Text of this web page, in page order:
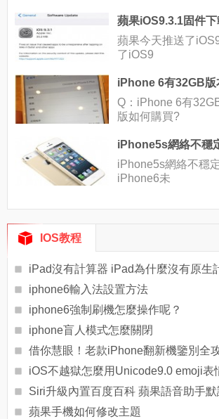
蘋果iOS9.3.1固件
蘋果今天推送了
了iOS9
Q：iPhone 6有
版如何購買?
iPhone5s網絡不穩
iPhone5s網絡不穩
iPhone6未
IOS教程
iPad沒有計算器 iPad為什麼沒有原生
iphone6輸入法設置方法
iphone6強制刷機怎麼操作呢？
iphone盲人模式怎麼關閉
借你慧眼！老款iPhone翻新機鑒別全
iOS不越獄怎麼用Unicode9.0 emoji表
蘋果手機如何修改主題